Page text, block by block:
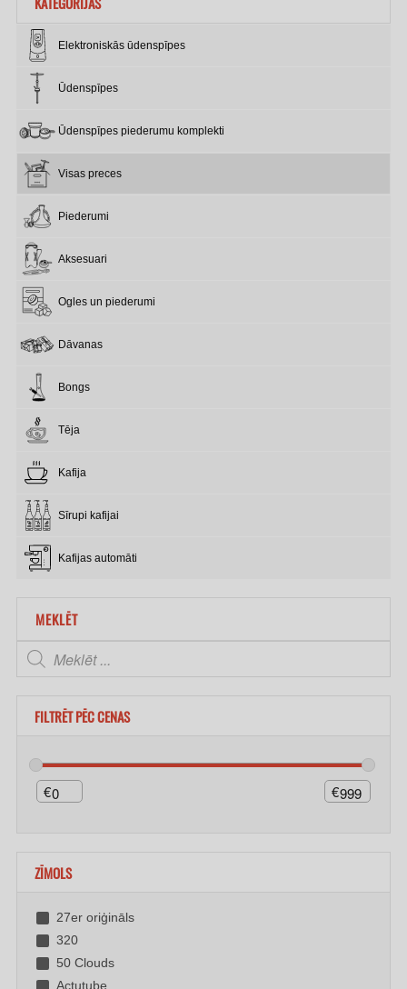
Elektroniskās ūdenspīpes
Ūdenspīpes
Ūdenspīpes piederumu komplekti
Visas preces
Piederumi
Aksesuari
Ogles un piederumi
Dāvanas
Bongs
Tēja
Kafija
Sīrupi kafijai
Kafijas automāti
MEKLĒT
FILTRĒT PĒC CENAS
€ €
ZĪMOLS
27er oriģināls
320
50 Clouds
Actutube